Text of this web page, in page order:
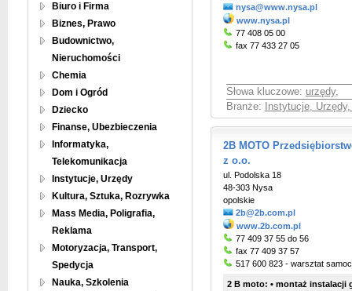
Biuro i Firma
Biznes, Prawo
Budownictwo,
Nieruchomości
Chemia
Dom i Ogród
Dziecko
Finanse, Ubezbieczenia
Informatyka,
Telekomunikacja
Instytucje, Urzędy
Kultura, Sztuka, Rozrywka
Mass Media, Poligrafia,
Reklama
Motoryzacja, Transport,
Spedycja
Nauka, Szkolenia
nysa@www.nysa.pl
www.nysa.pl
77 408 05 00
fax 77 433 27 05
Słowa kluczowe: urzędy,
Branże:
Instytucje,
2B MOTO
z o.o.
ul. Podolska 18
48-303 Nysa
opolskie
2b@2b.com.pl
www.2b.com.pl
77 409 37 55 do 56
fax 77 409 37 57
517 600 823 - warsztat
2 B moto: • montaż instalacji